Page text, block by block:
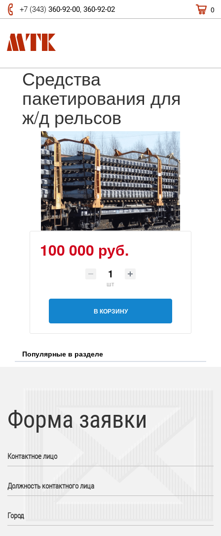
+7 (343) 360-92-00, 360-92-02 0
Средства
пакетирования для
ж/д рельсов
100 000 руб.
шт
В КОРЗИНУ
Популярные в разделе
Форма заявки
Контактное лицо
Должность контактного лица
Город